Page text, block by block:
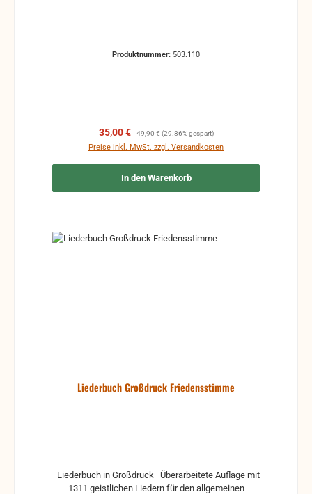
Produktnummer: 503.110
Verkaufspreis:
35,00 € Regulärer Preis:
49,90 € (29.86% gespart)
Preise inkl. MwSt. zzgl. Versandkosten
In den Warenkorb
Liederbuch Großdruck Friedensstimme
1311 geistlichen Liedern für den allgemeinen